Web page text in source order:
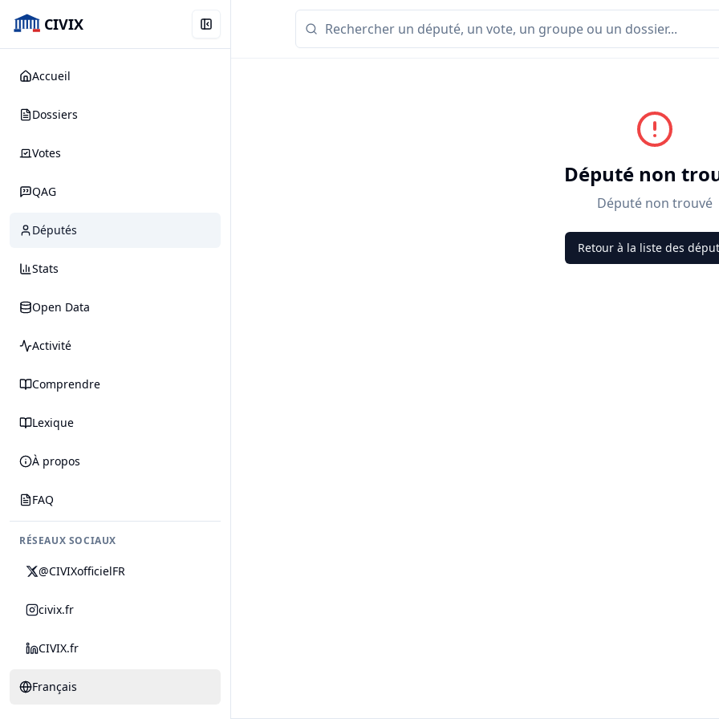
CIVIX
Accueil
Dossiers
Votes
QAG
Députés
Stats
Open Data
Activité
Comprendre
Lexique
À propos
FAQ
RÉSEAUX SOCIAUX
@CIVIXofficielFR
civix.fr
CIVIX.fr
Français
Député non
Député non trouvé
Retour à la liste des